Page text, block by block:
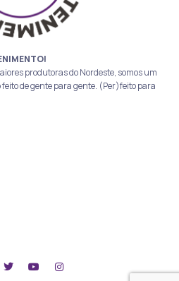
produtoras do Nordeste, somos um
de gente para gente. (Per)feito para